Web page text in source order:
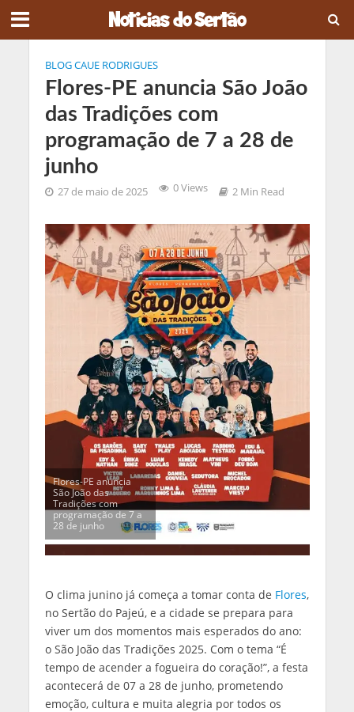
BLOG CAUE RODRIGUES
Flores-PE anuncia São João
das Tradições com
programação de 7 a 28 de
junho
27 de maio de 2025 0 Views 2 Min Read
Flores-PE anuncia
São João das
Tradições com
programação de 7 a
28 de junho
O clima junino já começa a tomar conta de Flores,
no Sertão do Pajeú, e a cidade se prepara para
viver um dos momentos mais esperados do ano:
o São João das Tradições 2025. Com o tema “É
tempo de acender a fogueira do coração!”, a festa
acontecerá de 07 a 28 de junho, prometendo
emoção, cultura e muita alegria por todos os